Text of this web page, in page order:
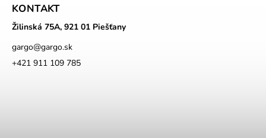
KONTAKT
Žilinská 75A, 921 01 Piešťany
gargo@gargo.sk
+421 911 109 785